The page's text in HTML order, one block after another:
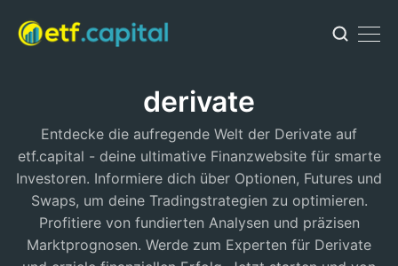
derivate
Entdecke die aufregende Welt der Derivate auf
etf.capital - deine ultimative Finanzwebsite für smarte
Investoren. Informiere dich über Optionen, Futures und
Swaps, um deine Tradingstrategien zu optimieren.
Profitiere von fundierten Analysen und präzisen
Marktprognosen. Werde zum Experten für Derivate